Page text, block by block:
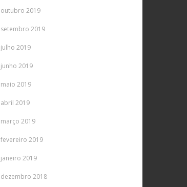
outubro 2019
setembro 2019
julho 2019
junho 2019
maio 2019
abril 2019
março 2019
fevereiro 2019
janeiro 2019
dezembro 2018